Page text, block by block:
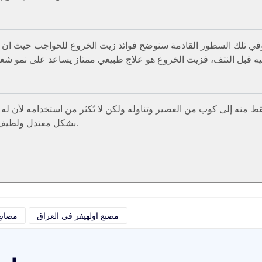
تلك السطور القادمة سنوضح فوائد زيت الخروع للحواجب حيث
إلى كوب من العصير وتناوله ولكن لا تُكثر من استخدامه لأن له
بشكل معتدل ولطيف. قم بالمشي قليلا كل يوم، ويمكنك زيادة المعدل تدريجيا.
مصنع اولهيفر في العراق